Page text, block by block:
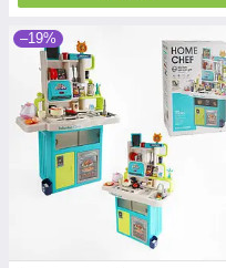
–19%